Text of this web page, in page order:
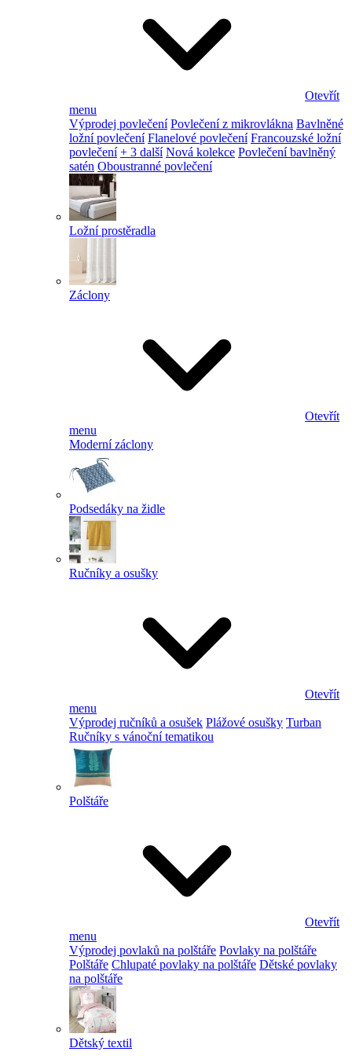
Otevřít
menu
Výprodej povlečení Povlečení z mikrovlákna Bavlněné
ložní povlečení Flanelové povlečení Francouzské ložní
povlečení + 3 další Nová kolekce Povlečení bavlněný
satén Oboustranné povlečení
Ložní prostěradla
Záclony
Otevřít
menu
Moderní záclony
Podsedáky na židle
Ručníky a osušky
Otevřít
menu
Výprodej ručníků a osušek Plážové osušky Turban
Ručníky s vánoční tematikou
Polštáře
Otevřít
menu
Výprodej povlaků na polštáře Povlaky na polštáře
Polštáře Chlupaté povlaky na polštáře Dětské povlaky
na polštáře
Dětský textil